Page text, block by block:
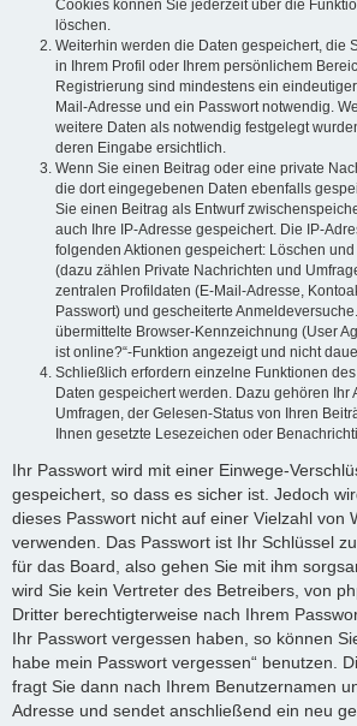
Cookies können Sie jederzeit über die
löschen.
Weiterhin werden die Daten gespeichert, die
in Ihrem Profil oder Ihrem persönlichem
Registrierung sind mindestens ein
Mail-Adresse und ein Passwort notwendig.
weitere Daten als notwendig festgelegt
deren Eingabe ersichtlich.
Wenn Sie einen Beitrag oder eine private
die dort eingegebenen Daten ebenfalls
Sie einen Beitrag als Entwurf
auch Ihre IP-Adresse gespeichert. Die IP-
folgenden Aktionen gespeichert: Löschen
(dazu zählen Private Nachrichten und
zentralen Profildaten (E-Mail-Adresse,
Passwort) und gescheiterte
übermittelte Browser-Kennzeichnung (User
ist online?“-Funktion angezeigt und nicht
Schließlich erfordern einzelne Funktionen
Daten gespeichert werden. Dazu gehören Ihr
Umfragen, der Gelesen-Status von Ihren
Ihnen gesetzte Lesezeichen oder
Ihr Passwort wird mit einer Einwege-
gespeichert, so dass es sicher ist. Jedoch
dieses Passwort nicht auf einer Vielzahl von
verwenden. Das Passwort ist Ihr Schlüssel
für das Board, also gehen Sie mit ihm
wird Sie kein Vertreter des Betreibers, von
Dritter berechtigterweise nach Ihrem
Ihr Passwort vergessen haben, so können
habe mein Passwort vergessen“ benutzen.
fragt Sie dann nach Ihrem Benutzernamen
Adresse und sendet anschließend ein neu